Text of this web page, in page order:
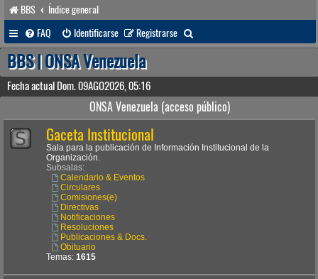
BBS
Índice general
FAQ
Identificarse Registrarse
u
a
BBS | ONSA Venezuela
Fecha actual Dom. 09AGO2026, 05:16
ONSA Venezuela (acceso público)
Gaceta Institucional
Sala para la publicación de Información Institucional de la
Organización.
Subsalas:
Calendario & Eventos
Circulares
Comisiones(e)
Directivas
Notificaciones
Resoluciones
Publicaciones & Docs.
Obituario
Temas: 1615